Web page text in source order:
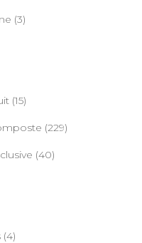
(3)
(15)
(229)
(40)
(4)